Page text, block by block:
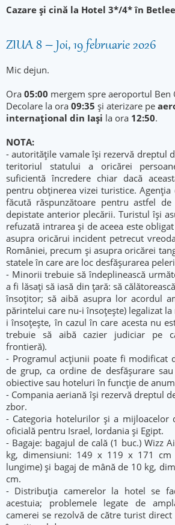
Cazare şi cină la Hotel 3*/4* în
ZIUA 8 – Joi, 19 februarie 2026
Mic dejun.
Ora 05:00 mergem spre aeroportul Ben
Decolare la ora 09:35 și aterizare pe
internațional din Iași la ora 12:50.
NOTA:
- autorităţile vamale îşi rezervă dreptul
teritoriul statului a oricărei
suficientă încredere chiar dacă
pentru obţinerea vizei turistice.
făcută răspunzătoare pentru astfel
depistate anterior plecării. Turistul îşi
refuzată intrarea şi de aceea este
asupra oricărui incident petrecut
României, precum şi asupra oricărei
statele în care are loc desfăşurarea
- Minorii trebuie să îndeplinească
a fi lăsaţi să iasă din ţară: să
însoţitor; să aibă asupra lor acordul
părintelui care nu-i însoţeşte) legalizat
i însoţeşte, în cazul în care acesta nu
trebuie să aibă cazier judiciar pe
frontieră).
- Programul acţiunii poate fi modificat
de grup, ca ordine de desfăşurare
obiective sau hoteluri în funcţie de
- Compania aeriană îşi rezervă dreptul
zbor.
- Categoria hotelurilor şi a mijloacelor
oficială pentru Israel, Iordania şi Egipt.
- Bagaje: bagajul de cală (1 buc.) Wizz
kg, dimensiuni: 149 x 119 x 171
lungime) și bagaj de mână de 10 kg,
cm.
- Distribuția camerelor la hotel se
acestuia; problemele legate de
camerei se rezolvă de către turist